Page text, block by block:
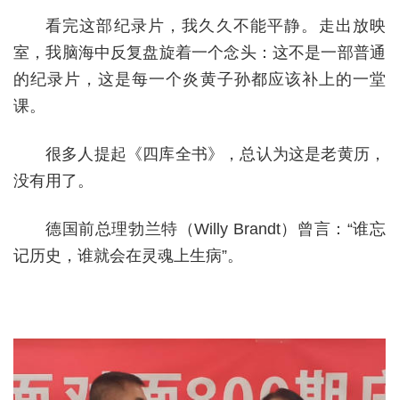
看完这部纪录片，我久久不能平静。走出放映
室，我脑海中反复盘旋着一个念头：这不是一部普通
的纪录片，这是每一个炎黄子孙都应该补上的一堂
课。
很多人提起《四库全书》，总认为这是老黄历，
没有用了。
德国前总理勃兰特（Willy Brandt）曾言：“谁忘
记历史，谁就会在灵魂上生病”。